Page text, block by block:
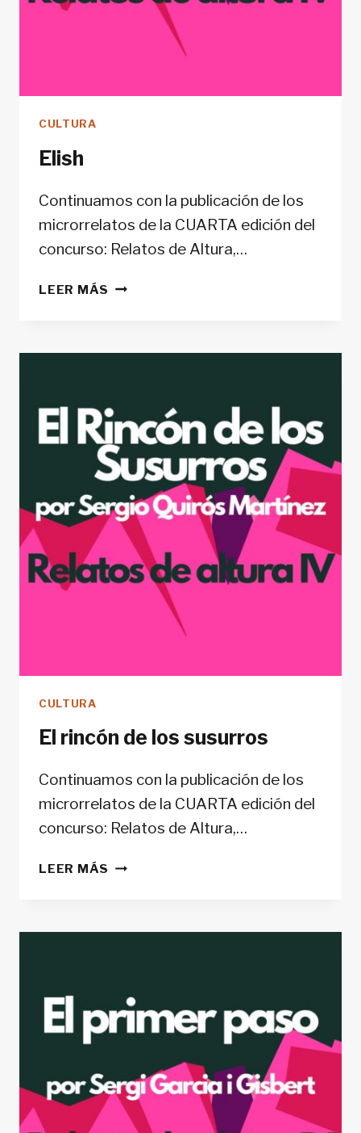
CULTURA
Elish
Continuamos con la publicación de los
microrrelatos de la CUARTA edición del
concurso: Relatos de Altura,…
LEER MÁS ELISH
CULTURA
El rincón de los susurros
Continuamos con la publicación de los
microrrelatos de la CUARTA edición del
concurso: Relatos de Altura,…
LEER MÁS EL